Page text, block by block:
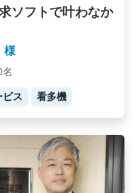
ソフトで叶わなか
様
ビス 看多機